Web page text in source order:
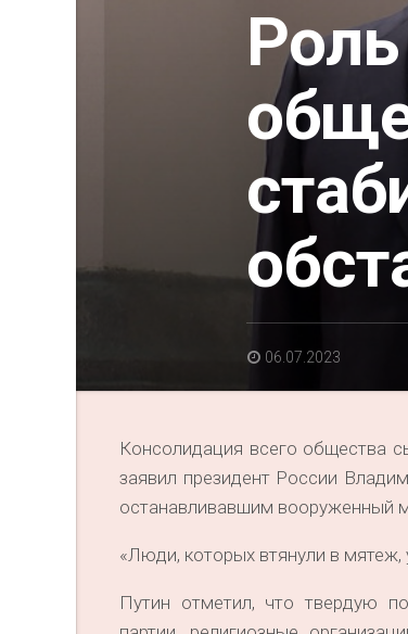
06.07.2023
Консолидация всего общества
заявил президент России
останавливавшим вооруженный
«Люди, которых втянули в мятеж,
Путин отметил, что твердую